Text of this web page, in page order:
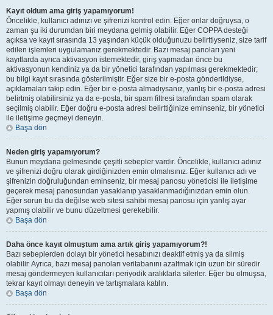
Kayıt oldum ama giriş yapamıyorum!
Öncelikle, kullanıcı adınızı ve şifrenizi kontrol edin. Eğer onlar doğruysa, o
zaman şu iki durumdan biri meydana gelmiş olabilir. Eğer COPPA desteği
açıksa ve kayıt sırasında 13 yaşından küçük olduğunuzu belirttiyseniz, size tarif
edilen işlemleri uygulamanız gerekmektedir. Bazı mesaj panoları yeni
kayıtlarda ayrıca aktivasyon istemektedir, giriş yapmadan önce bu
aktivasyonun kendiniz ya da bir yönetici tarafından yapılması gerekmektedir;
bu bilgi kayıt sırasında gösterilmiştir. Eğer size bir e-posta gönderildiyse,
açıklamaları takip edin. Eğer bir e-posta almadıysanız, yanlış bir e-posta adresi
belirtmiş olabilirsiniz ya da e-posta, bir spam filtresi tarafından spam olarak
seçilmiş olabilir. Eğer doğru e-posta adresi belirttiğinize eminseniz, bir yönetici
ile iletişime geçmeyi deneyin.
Başa dön
Neden giriş yapamıyorum?
Bunun meydana gelmesinde çeşitli sebepler vardır. Öncelikle, kullanıcı adınız
ve şifrenizi doğru olarak girdiğinizden emin olmalısınız. Eğer kullanıcı adı ve
şifrenizin doğruluğundan eminseniz, bir mesaj panosu yöneticisi ile iletişime
geçerek mesaj panosundan yasaklanıp yasaklanmadığınızdan emin olun.
Eğer sorun bu da değilse web sitesi sahibi mesaj panosu için yanlış ayar
yapmış olabilir ve bunu düzeltmesi gerekebilir.
Başa dön
Daha önce kayıt olmuştum ama artık giriş yapamıyorum?!
Bazı sebeplerden dolayı bir yönetici hesabınızı deaktif etmiş ya da silmiş
olabilir. Ayrıca, bazı mesaj panoları veritabanını azaltmak için uzun bir süredir
mesaj göndermeyen kullanıcıları periyodik aralıklarla silerler. Eğer bu olmuşsa,
tekrar kayıt olmayı deneyin ve tartışmalara katılın.
Başa dön